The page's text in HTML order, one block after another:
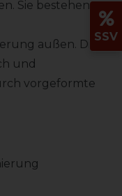
Sie bestehen aus
außen. Diese
und
vorgeformte
SSV